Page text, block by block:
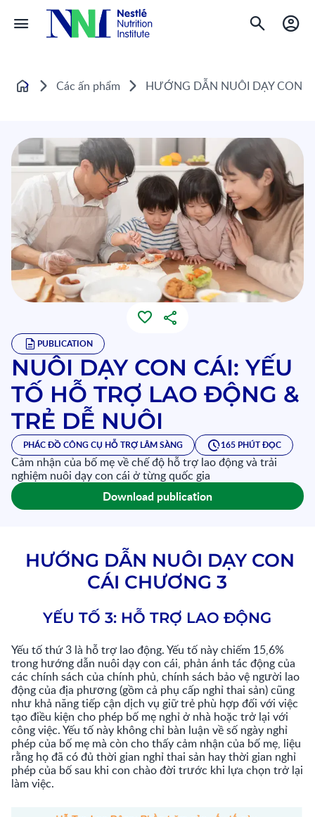
Home Các ấn phẩm HƯỚNG DẪN NUÔI DẠY CON
PUBLICATION
NUÔI DẠY CON CÁI: YẾU
TỐ HỖ TRỢ LAO ĐỘNG &
TRẺ DỄ NUÔI
PHÁC ĐỒ CÔNG CỤ HỖ TRỢ LÂM SÀNG 165 PHÚT ĐỌC
Cảm nhận của bố mẹ về chế độ hỗ trợ lao động và trải
nghiệm nuôi dạy con cái ở từng quốc gia
Download publication
HƯỚNG DẪN NUÔI DẠY CON
CÁI CHƯƠNG 3
YẾU TỐ 3: HỖ TRỢ LAO ĐỘNG
Yếu tố thứ 3 là hỗ trợ lao động. Yếu tố này chiếm 15,6%
trong hướng dẫn nuôi dạy con cái, phản ánh tác động của
các chính sách của chính phủ, chính sách bảo vệ người lao
động của địa phương (gồm cả phụ cấp nghỉ thai sản) cũng
như khả năng tiếp cận dịch vụ giữ trẻ phù hợp đối với việc
tạo điều kiện cho phép bố mẹ nghỉ ở nhà hoặc trở lại với
công việc. Yếu tố này không chỉ bàn luận về số ngày nghỉ
phép của bố mẹ mà còn cho thấy cảm nhận của bố mẹ, liệu
rằng họ đã có đủ thời gian nghỉ thai sản hay thời gian nghỉ
phép của bố sau khi con chào đời trước khi lựa chọn trở lại
làm việc.